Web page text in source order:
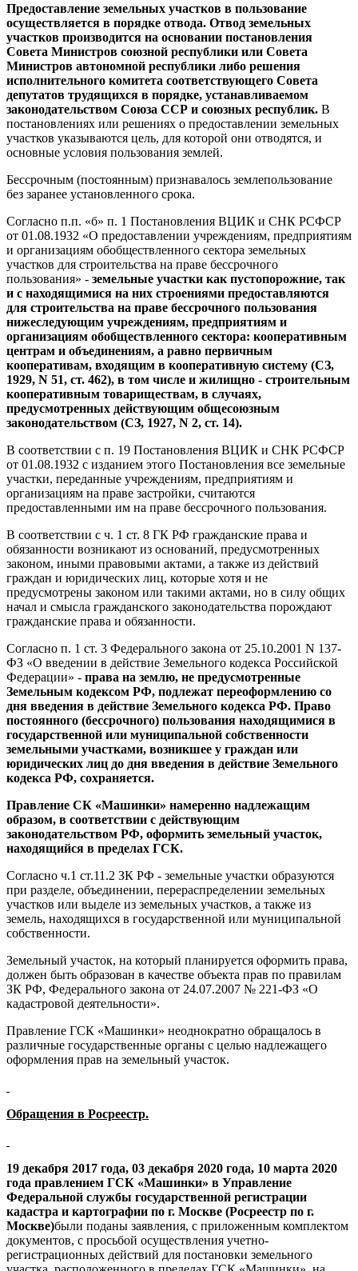
Предоставление земельных участков в пользование
осуществляется в порядке отвода. Отвод земельных
участков производится на основании постановления
Совета Министров союзной республики или Совета
Министров автономной республики либо решения
исполнительного комитета соответствующего Совета
депутатов трудящихся в порядке, устанавливаемом
законодательством Союза ССР и союзных республик. В
постановлениях или решениях о предоставлении земельных
участков указываются цель, для которой они отводятся, и
основные условия пользования землей.
Бессрочным (постоянным) признавалось землепользование
без заранее установленного срока.
Согласно п.п. «б» п. 1 Постановления ВЦИК и СНК РСФСР
от 01.08.1932 «О предоставлении учреждениям, предприятиям
и организациям обобществленного сектора земельных
участков для строительства на праве бессрочного
пользования» - земельные участки как пустопорожние, так
и с находящимися на них строениями предоставляются
для строительства на праве бессрочного пользования
нижеследующим учреждениям, предприятиям и
организациям обобществленного сектора: кооперативным
центрам и объединениям, а равно первичным
кооперативам, входящим в кооперативную систему (СЗ,
1929, N 51, ст. 462), в том числе и жилищно - строительным
кооперативным товариществам, в случаях,
предусмотренных действующим общесоюзным
законодательством (СЗ, 1927, N 2, ст. 14).
В соответствии с п. 19 Постановления ВЦИК и СНК РСФСР
от 01.08.1932 с изданием этого Постановления все земельные
участки, переданные учреждениям, предприятиям и
организациям на праве застройки, считаются
предоставленными им на праве бессрочного пользования.
В соответствии с ч. 1 ст. 8 ГК РФ гражданские права и
обязанности возникают из оснований, предусмотренных
законом, иными правовыми актами, а также из действий
граждан и юридических лиц, которые хотя и не
предусмотрены законом или такими актами, но в силу общих
начал и смысла гражданского законодательства порождают
гражданские права и обязанности.
Согласно п. 1 ст. 3 Федерального закона от 25.10.2001 N 137-
ФЗ «О введении в действие Земельного кодекса Российской
Федерации» - права на землю, не предусмотренные
Земельным кодексом РФ, подлежат переоформлению со
дня введения в действие Земельного кодекса РФ. Право
постоянного (бессрочного) пользования находящимися в
государственной или муниципальной собственности
земельными участками, возникшее у граждан или
юридических лиц до дня введения в действие Земельного
кодекса РФ, сохраняется.
Правление СК «Машинки» намеренно надлежащим
образом, в соответствии с действующим
законодательством РФ, оформить земельный участок,
находящийся в пределах ГСК.
Согласно ч.1 ст.11.2 ЗК РФ - земельные участки образуются
при разделе, объединении, перераспределении земельных
участков или выделе из земельных участков, а также из
земель, находящихся в государственной или муниципальной
собственности.
Земельный участок, на который планируется оформить права,
должен быть образован в качестве объекта прав по правилам
ЗК РФ, Федерального закона от 24.07.2007 № 221-ФЗ «О
кадастровой деятельности».
Правление ГСК «Машинки» неоднократно обращалось в
различные государственные органы с целью надлежащего
оформления прав на земельный участок.
Обращения в Росреестр.
19 декабря 2017 года, 03 декабря 2020 года, 10 марта 2020
года правлением ГСК «Машинки» в Управление
Федеральной службы государственной регистрации
кадастра и картографии по г. Москве (Росреестр по г.
Москве)были поданы заявления, с приложенным комплектом
документов, с просьбой осуществления учетно-
регистрационных действий для постановки земельного